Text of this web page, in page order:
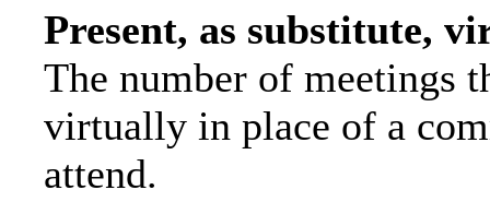
Present, as substitute,
The number of meetings
virtually in place of a
attend.